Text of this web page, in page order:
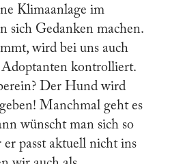
Klimaanlage im
sich Gedanken machen.
wird bei uns auch
Adoptanten kontrolliert.
Der Hund wird
Manchmal geht es
wünscht man sich so
passt aktuell nicht ins